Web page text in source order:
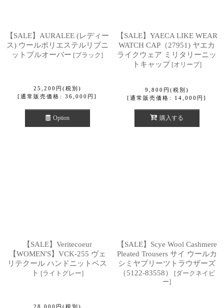
【SALE】AURALEE (レディー
ス) ウールポリエステルリブニ
ットプルオーバー [ブラック]
25,200 円 (税別)
[通常販売価格 : 36,000 円 ]
Option
【SALE】YAECA LIKE WEAR
WATCH CAP（27951) ヤエカ
ライクウェア ミリタリーニッ
トキャップ [オリーブ]
9,800 円 (税別)
[通常販売価格 : 14,000 円 ]
購入する
【SALE】Veritecoeur
【WOMEN'S】VCK-255 ヴェ
リテクール ハンドニットベス
ト [ライトグレー]
28,000 円 (税別)
【SALE】Scye Wool Cashmere
Pleated Trousers サイ ウールカ
シミヤプリーツトラウザーズ
（5122-83558）
[ダークネイビ
ー]